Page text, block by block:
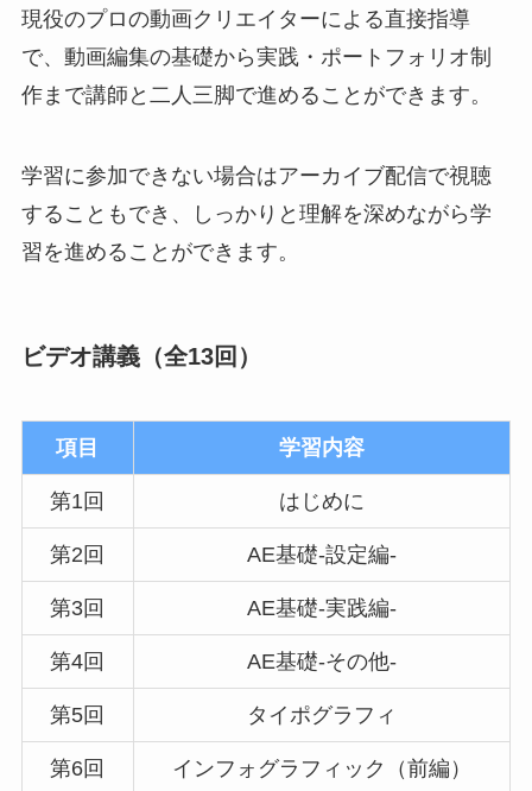
現役のプロの動画クリエイターによる直接指導
で、動画編集の基礎から実践・ポートフォリオ制
作まで講師と二人三脚で進めることができます。
学習に参加できない場合はアーカイブ配信で視聴
することもでき、しっかりと理解を深めながら学
習を進めることができます。
ビデオ講義（全13回）
項目 学習内容
第1回 はじめに
第2回 AE基礎-設定編-
第3回 AE基礎-実践編-
第4回 AE基礎-その他-
第5回 タイポグラフィ
第6回 インフォグラフィック（前編）